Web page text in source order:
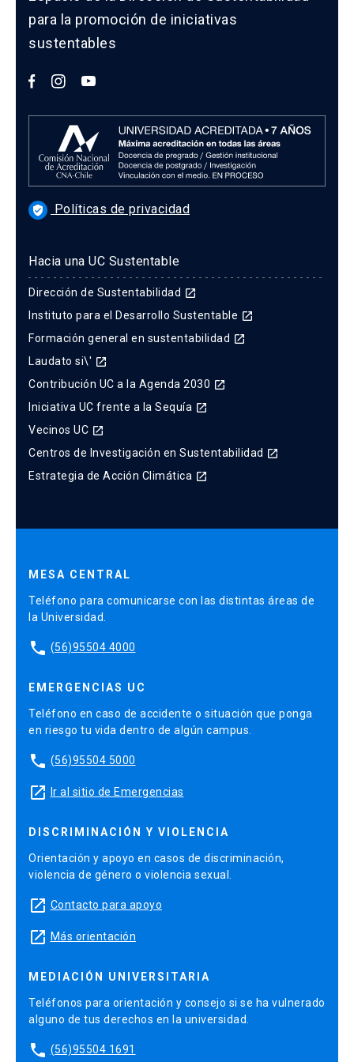
para la promoción de iniciativas
sustentables
verified_user Políticas de privacidad
Hacia una UC Sustentable
Dirección de Sustentabilidad launch
Instituto para el Desarrollo Sustentable launch
Formación general en sustentabilidad launch
Laudato si\' launch
Contribución UC a la Agenda 2030 launch
Iniciativa UC frente a la Sequía launch
Vecinos UC launch
Centros de Investigación en Sustentabilidad launch
Estrategia de Acción Climática launch
MESA CENTRAL
Teléfono para comunicarse con las distintas áreas de
la Universidad.
phone (56)95504 4000
EMERGENCIAS UC
Teléfono en caso de accidente o situación que ponga
en riesgo tu vida dentro de algún campus.
phone (56)95504 5000
launch Ir al sitio de Emergencias
DISCRIMINACIÓN Y VIOLENCIA
Orientación y apoyo en casos de discriminación,
violencia de género o violencia sexual.
launch Contacto para apoyo
launch Más orientación
MEDIACIÓN UNIVERSITARIA
Teléfonos para orientación y consejo si se ha vulnerado
alguno de tus derechos en la universidad.
phone (56)95504 1691